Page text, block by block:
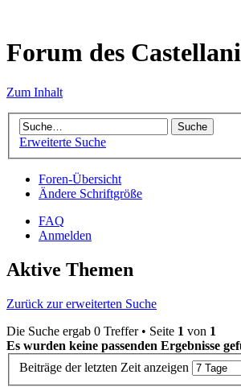
Forum des
Zum Inhalt
Erweiterte Suche
Foren-Übersicht
Ändere Schriftgröße
FAQ
Anmelden
Aktive Themen
Zurück zur erweiterten Suche
Die Suche ergab 0 Treffer • Seite 1 von 1
Es wurden keine passenden Ergebnisse
Beiträge der letzten Zeit anzeigen